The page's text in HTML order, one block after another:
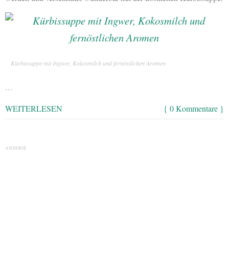
Kürbissuppe mit Ingwer, Kokosmilch und fernöstlichen Aromen
…
WEITERLESEN { 0 Kommentare }
ANZEIGE